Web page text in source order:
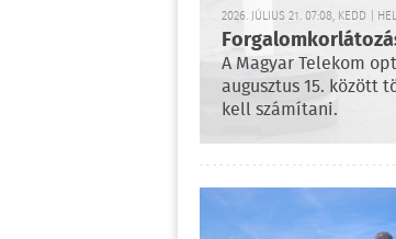
2026. JÚLIUS 21. 07:08, KEDD |
A Magyar Telekom
augusztus 15. között
kell számítani.